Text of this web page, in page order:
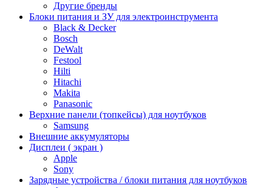
Другие бренды
Блоки питания и ЗУ для электроинструмента
Black & Decker
Bosch
DeWalt
Festool
Hilti
Hitachi
Makita
Panasonic
Верхние панели (топкейсы) для ноутбуков
Samsung
Внешние аккумуляторы
Дисплеи ( экран )
Apple
Sony
Зарядные устройства / блоки питания для ноутбуков